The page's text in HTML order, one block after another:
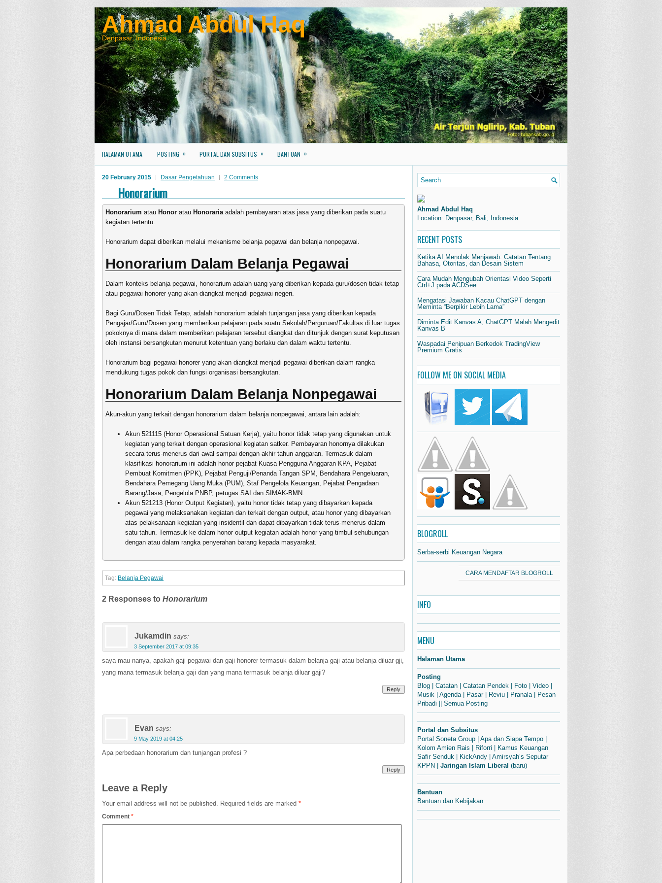
Ahmad Abdul Haq
Denpasar, Indonesia
HALAMAN UTAMA POSTING » PORTAL DAN SUBSITUS » BANTUAN »
20 February 2015 Dasar Pengetahuan 2 Comments
Honorarium
Honorarium atau Honor atau Honorariaadalah pembayaran atas jasa yang diberikan pada suatu
kegiatan tertentu.
Honorarium dapat diberikan melalui mekanisme belanja pegawai dan belanja nonpegawai.
Honorarium Dalam Belanja Pegawai
Dalam konteks belanja pegawai, honorarium adalah uang yang diberikan kepada guru/dosen tidak tetap
atau pegawai honorer yang akan diangkat menjadi pegawai negeri.
Bagi Guru/Dosen Tidak Tetap, adalah honorarium adalah tunjangan jasa yang diberikan kepada
Pengajar/Guru/Dosen yang memberikan pelajaran pada suatu Sekolah/Perguruan/Fakultas di luar tugas
pokoknya di mana dalam memberikan pelajaran tersebut diangkat dan ditunjuk dengan surat keputusan
oleh instansi bersangkutan menurut ketentuan yang berlaku dan dalam waktu tertentu.
Honorarium bagi pegawai honorer yang akan diangkat menjadi pegawai diberikan dalam rangka
mendukung tugas pokok dan fungsi organisasi bersangkutan.
Honorarium Dalam Belanja Nonpegawai
Akun-akun yang terkait dengan honorarium dalam belanja nonpegawai, antara lain adalah:
Akun 521115 (Honor Operasional Satuan Kerja), yaitu honor tidak tetap yang digunakan untuk
kegiatan yang terkait dengan operasional kegiatan satker. Pembayaran honornya dilakukan
secara terus-menerus dari awal sampai dengan akhir tahun anggaran. Termasuk dalam
klasifikasi honorarium ini adalah honor pejabat Kuasa Pengguna Anggaran KPA, Pejabat
Pembuat Komitmen (PPK), Pejabat Penguji/Penanda Tangan SPM, Bendahara Pengeluaran,
Bendahara Pemegang Uang Muka (PUM), Staf Pengelola Keuangan, Pejabat Pengadaan
Barang/Jasa, Pengelola PNBP, petugas SAI dan SIMAK-BMN.
Akun 521213 (Honor Output Kegiatan), yaitu honor tidak tetap yang dibayarkan kepada
pegawai yang melaksanakan kegiatan dan terkait dengan output, atau honor yang dibayarkan
atas pelaksanaan kegiatan yang insidentil dan dapat dibayarkan tidak terus-menerus dalam
satu tahun. Termasuk ke dalam honor output kegiatan adalah honor yang timbul sehubungan
dengan atau dalam rangka penyerahan barang kepada masyarakat.
Belanja Pegawai
2 Responses to Honorarium
Jukamdin says:
3 September 2017 at 09:35
saya mau nanya, apakah gaji pegawai dan gaji honorer termasuk dalam belanja gaji atau belanja diluar gji,
yang mana termasuk belanja gaji dan yang mana termasuk belanja diluar gaji?
Reply
Evan says:
9 May 2019 at 04:25
Apa perbedaan honorarium dan tunjangan profesi ?
Reply
Leave a Reply
Your email address will not be published. Required fields are marked *
Comment *
Ahmad Abdul Haq
Location: Denpasar, Bali, Indonesia
RECENT POSTS
Ketika AI Menolak Menjawab: Catatan Tentang
Bahasa, Otoritas, dan Desain Sistem
Cara Mudah Mengubah Orientasi Video Seperti
Ctrl+J pada ACDSee
Mengatasi Jawaban Kacau ChatGPT dengan
Meminta “Berpikir Lebih Lama”
Diminta Edit Kanvas A, ChatGPT Malah Mengedit
Kanvas B
Waspadai Penipuan Berkedok TradingView
Premium Gratis
FOLLOW ME ON SOCIAL MEDIA
BLOGROLL
Serba-serbi Keuangan Negara
CARA MENDAFTAR BLOGROLL
INFO
MENU
Halaman Utama
Posting
Blog
Catatan Catatan Pendek Foto Video
Musik
Agenda| Pasar| Reviu Pranala|
Pesan
Pribadi
Semua Posting
Portal dan Subsitus
Portal Soneta Group
Apa dan Siapa Tempo
Kolom Amien Rais
Riforri
Kamus Keuangan
Safir Senduk
KickAndy
Amirsyah’s Seputar
KPPN
Jaringan Islam Liberal (baru)
Bantuan
Bantuan dan Kebijakan